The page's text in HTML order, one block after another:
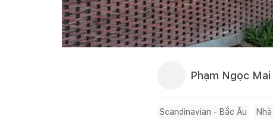
Phạm Ngọc Mai
Scandinavian - Bắc Âu